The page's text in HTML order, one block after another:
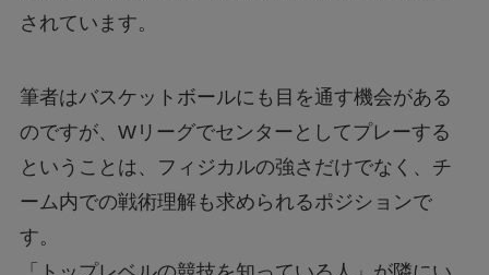
されています。
筆者はバスケットボールにも目を通す機会がある
のですが、Wリーグでセンターとしてプレーする
ということは、フィジカルの強さだけでなく、チ
ーム内での戦術理解も求められるポジションで
す。